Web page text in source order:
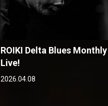
ROIKI Delta Blues Monthly
Live!
2026.04.08